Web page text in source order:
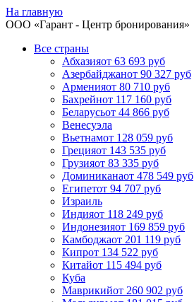
На главную
ООО «Гарант - Центр бронирования»
Все страны
Абхазияот 63 693 руб
Азербайджанот 90 327 руб
Арменияот 80 710 руб
Бахрейнот 117 160 руб
Беларусьот 44 866 руб
Венесуэла
Вьетнамот 128 059 руб
Грецияот 143 535 руб
Грузияот 83 335 руб
Доминиканаот 478 549 руб
Египетот 94 707 руб
Израиль
Индияот 118 249 руб
Индонезияот 169 859 руб
Камбоджаот 201 119 руб
Кипрот 134 522 руб
Китайот 115 494 руб
Куба
Маврикийот 260 902 руб